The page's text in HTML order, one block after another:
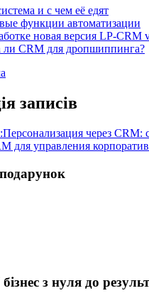
и с чем её едят
функции автоматизации
новая версия LP-CRM
CRM для дропшиппинга?
записів
Персонализация через CRM:
для управления
з нуля до